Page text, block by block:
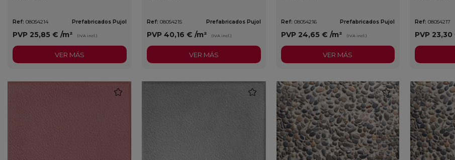
Ref: 08054214 Prefabricados Pujol
PVP 25,85 € /m² (IVA incl.)
VER MÁS
Ref: 08054215 Prefabricados Pujol
PVP 40,16 € /m² (IVA incl.)
VER MÁS
Ref: 08054216 Prefabricados Pujol
PVP 24,65 € /m² (IVA incl.)
VER MÁS
Ref: 08054217
PVP
favorite favorite favorite